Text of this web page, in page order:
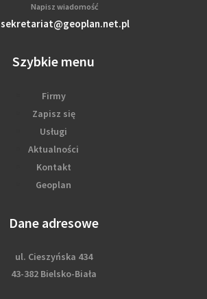
Napisz wiadomość
sekretariat@geoplan.net.pl
Szybkie menu
Firmy
Zapisz się
Usługi
Aktualności
Kontakt
Geoplan
Dane adresowe
ul. Cieszyńska 434
43-382 Bielsko-Biała